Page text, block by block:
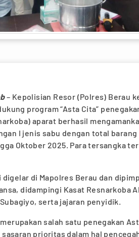
– Kepolisian Resor (Polres) Berau
program “Asta Cita”
aparat berhasil
I jenis sabu dengan total
Oktober 2025. Para tersangka
di Mapolres Berau dan
didampingi Kasat Resnarkoba
serta jajaran penyidik.
salah satu penegakan
prioritas dalam hal